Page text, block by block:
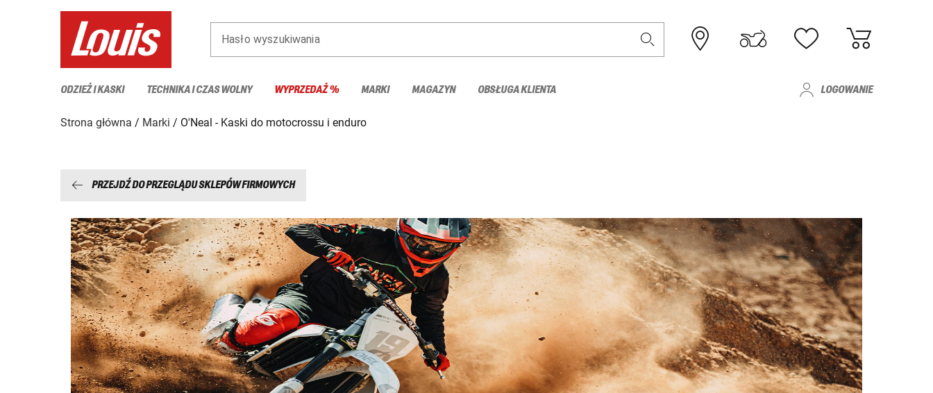
Hasło wyszukiwania
ODZIEŻ I KASKI TECHNIKA I CZAS WOLNY WYPRZEDAŻ % MARKI MAGAZYN OBSŁUGA KLIENTA LOGOWANIE
Strona główna Marki O'Neal - Kaski do motocrossu i enduro
PRZEJDŹ DO PRZEGLĄDU SKLEPÓW FIRMOWYCH